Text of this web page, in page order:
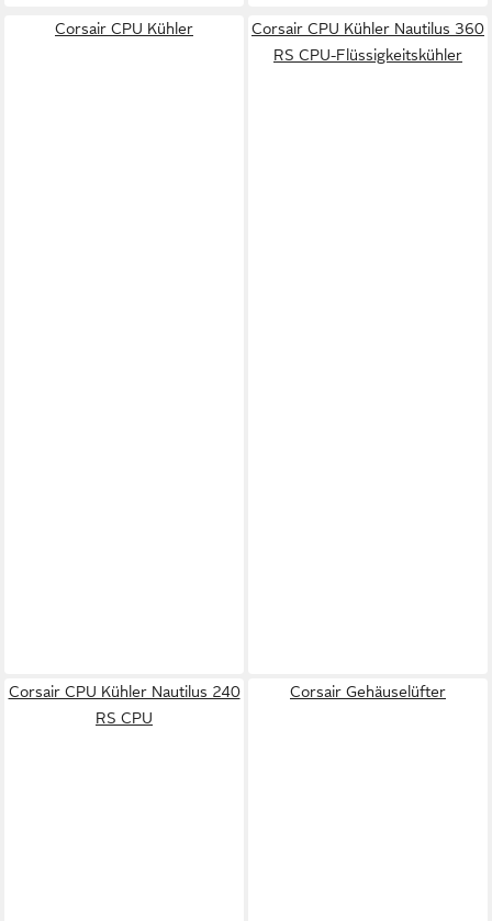
Corsair CPU Kühler
Corsair CPU Kühler Nautilus 360
RS CPU-Flüssigkeitskühler
Corsair CPU Kühler Nautilus 240
RS CPU
Corsair Gehäuselüfter